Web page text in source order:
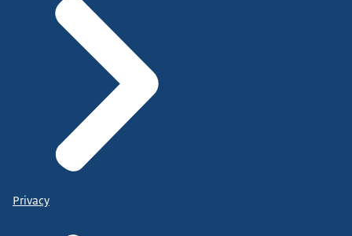
Privacy